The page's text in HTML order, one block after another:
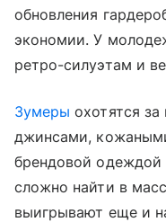
обновления
экономии. У
ретро-силуэтам и
Зумеры охотятся
джинсами,
брендовой
сложно найти в
выигрывают еще и